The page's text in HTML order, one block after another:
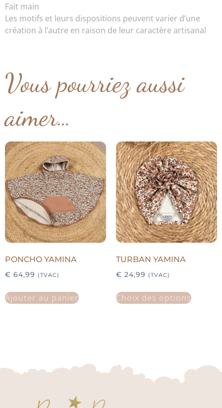
Fait main
Les motifs et leurs dispositions peuvent varier d’une
création à l’autre en raison de leur caractère artisanal
Vous pourriez aussi
aimer…
PONCHO YAMINA
€ 64,99 (TVAC)
Ajouter au panier
TURBAN YAMINA
€ 24,99 (TVAC)
Choix des options